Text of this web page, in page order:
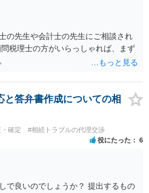
の先生や会計士の先生にご相談され
税理士の方がいらっしゃれば、まず
と答弁書作成についての相
確定 #相続トラブルの代理交渉
役にたった 6
で良いのでしょうか？ 提出するもの